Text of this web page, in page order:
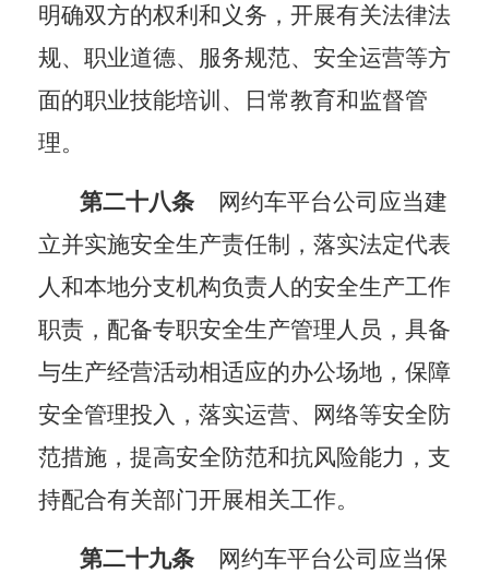
明确双方的权利和义务，开展有关法律法
规、职业道德、服务规范、安全运营等方
面的职业技能培训、日常教育和监督管
理。
第二十八条
网约车平台公司应当建
立并实施安全生产责任制，落实法定代表
人和本地分支机构负责人的安全生产工作
职责，配备专职安全生产管理人员，具备
与生产经营活动相适应的办公场地，保障
安全管理投入，落实运营、网络等安全防
范措施，提高安全防范和抗风险能力，支
持配合有关部门开展相关工作。
第二十九条
网约车平台公司应当保